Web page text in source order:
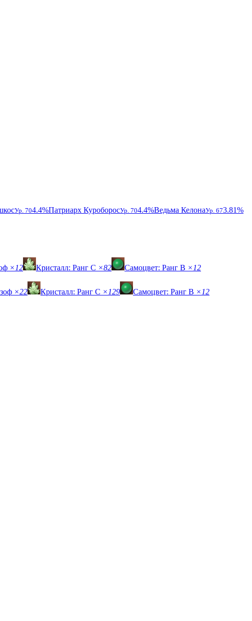
Ур. 704.4%Патриарх КуроборосУр. 704.4%Ведьма КелонаУр. 673.81%
×12 Кристалл: Ранг C ×82 Самоцвет: Ранг B ×12
×22 Кристалл: Ранг C ×129 Самоцвет: Ранг B ×12